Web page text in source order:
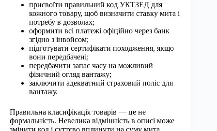
присвоїти правильний код УКТЗЕД для
кожного товару, щоб визначити ставку мита і
потребу в дозволах;
оформити всі платежі офіційно через банк
згідно з інвойсом;
підготувати сертифікати походження, якщо
вони передбачені;
передбачити запас часу на можливий
фізичний огляд вантажу;
заключити адекватний страховий поліс для
вантажу.
Правильна класифікація товарів — це не
формальність. Невелика відмінність в описі може